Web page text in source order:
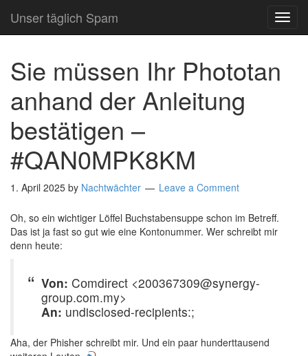
Unser täglich Spam
Sie müssen Ihr Phototan
anhand der Anleitung
bestätigen –
#QAN0MPK8KM
1. April 2025 by Nachtwächter Leave a Comment
Oh, so ein wichtiger Löffel Buchstabensuppe schon im Betreff.
Das ist ja fast so gut wie eine Kontonummer. Wer schreibt mir
denn heute:
Von: Cоmdіrесt <200367309@synergy-
group.com.my>
An: undisclosed-recipients:;
Aha, der Phisher schreibt mir. Und ein paar hunderttausend